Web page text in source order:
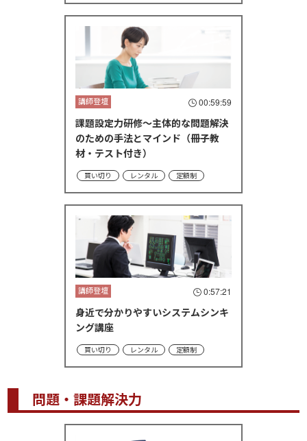
講師登壇 00:59:59
課題設定力研修～主体的な問題解決
のための手法とマインド（冊子教
材・テスト付き）
買い切り レンタル 定額制
講師登壇 0:57:21
身近で分かりやすいシステムシンキ
ング講座
買い切り レンタル 定額制
問題・課題解決力